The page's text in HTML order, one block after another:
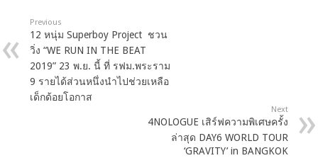
Previous
12 หนุ่ม Superboy Project ชวน
วิ่ง “WE RUN IN THE BEAT
2019” 23 พ.ย. นี้ ที่ รฟม.พระราม
9 รายได้ส่วนหนึ่งนำไปช่วยเหลือ
เด็กด้อยโอกาส
Next
4NOLOGUE เสิร์ฟความพิเศษครั้ง
ล่าสุด DAY6 WORLD TOUR
‘GRAVITY’ in BANGKOK